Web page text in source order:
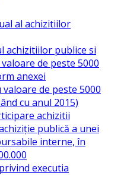
al achizitiilor
achizitiilor publice si
de peste 5000
anexei
de peste 5000
cu anul 2015)
achizitii
publică a unei
interne, în
executia